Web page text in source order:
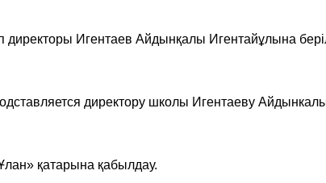
директоры Игентаев Айдынқалы Игентайұлына
директору школы Игентаеву
қатарына қабылдау.